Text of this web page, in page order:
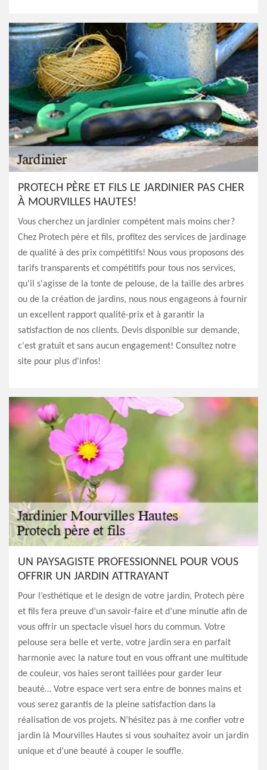
PROTECH PÈRE ET FILS LE JARDINIER PAS CHER
À MOURVILLES HAUTES!
Vous cherchez un jardinier compétent mais moins cher?
Chez Protech père et fils, profitez des services de jardinage
de qualité à des prix compétitifs! Nous vous proposons des
tarifs transparents et compétitifs pour tous nos services,
qu'il s'agisse de la tonte de pelouse, de la taille des arbres
ou de la création de jardins, nous nous engageons à fournir
un excellent rapport qualité-prix et à garantir la
satisfaction de nos clients. Devis disponible sur demande,
c'est gratuit et sans aucun engagement! Consultez notre
site pour plus d'infos!
UN PAYSAGISTE PROFESSIONNEL POUR VOUS
OFFRIR UN JARDIN ATTRAYANT
Pour l’esthétique et le design de votre jardin, Protech père
et fils fera preuve d’un savoir-faire et d’une minutie afin de
vous offrir un spectacle visuel hors du commun. Votre
pelouse sera belle et verte, votre jardin sera en parfait
harmonie avec la nature tout en vous offrant une multitude
de couleur, vos haies seront taillées pour garder leur
beauté… Votre espace vert sera entre de bonnes mains et
vous serez garantis de la pleine satisfaction dans la
réalisation de vos projets. N’hésitez pas à me confier votre
jardin là Mourvilles Hautes si vous souhaitez avoir un jardin
unique et d’une beauté à couper le souffle.